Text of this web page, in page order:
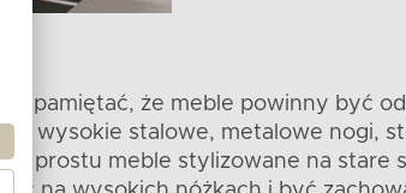
pamiętać, że meble powinny być
wysokie stalowe, metalowe nogi,
prostu meble stylizowane na stare